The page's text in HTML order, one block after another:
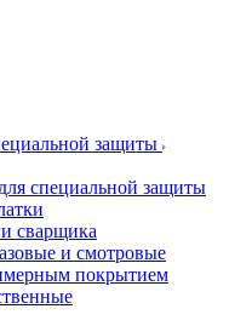
защиты
специальной защиты
сварщика
и смотровые
покрытием